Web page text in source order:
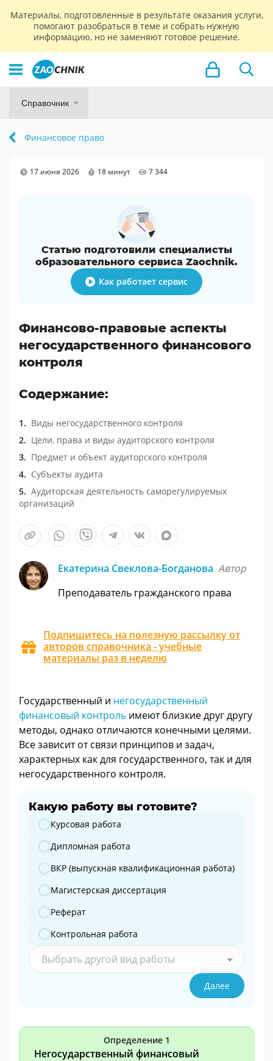
Материалы, подготовленные в результате оказания услуги,
помогают разобраться в теме и собрать нужную
информацию, но не заменяют готовое решение.
Справочник
Финансовое право
17 июня 2026 18 минут 7 344
Статью подготовили специалисты
образовательного сервиса Zaochnik.
Как работает сервис
Финансово-правовые аспекты
негосударственного финансового
контроля
Содержание:
Виды негосударственного контроля
Цели, права и виды аудиторского контроля
Предмет и объект аудиторского контроля
Субъекты аудита
Аудиторская деятельность саморегулируемых
организаций
Екатерина Свеклова-Богданова Автор
Преподаватель гражданского права
Подпишитесь на полезную рассылку от
авторов справочника - учебные
материалы раз в неделю
Государственный и негосударственный
финансовый контроль имеют близкие друг другу
методы, однако отличаются конечными целями.
Все зависит от связи принципов и задач,
характерных как для государственного, так и для
негосударственного контроля.
Какую работу вы готовите?
Какую работу вы готовите?
Курсовая работа
Дипломная работа
ВКР (выпускная квалификационная работа)
Магистерская диссертация
Реферат
Контрольная работа
Выбрать другой вид работы
Далее
Определение 1
Негосударственный финансовый